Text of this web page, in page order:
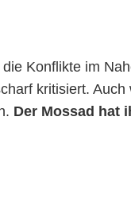
Konflikte im
kritisiert. Auch
Der Mossad hat